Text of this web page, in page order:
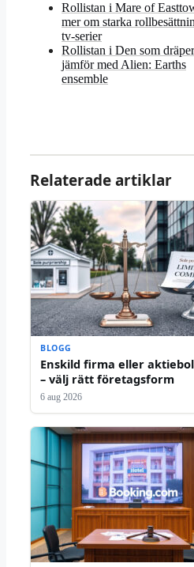
Rollistan i Mare of
mer om starka
tv-serier
Rollistan i Den som
jämför med Alien: Earths
ensemble
Relaterade artiklar
BLOGG
Enskild firma eller
– välj rätt företagsform
6 aug 2026